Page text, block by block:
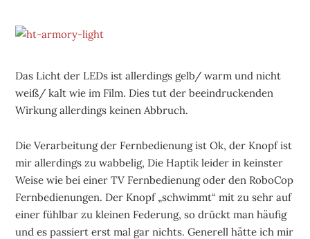
Das Licht der LEDs ist allerdings gelb/ warm und nicht
weiß/ kalt wie im Film. Dies tut der beeindruckenden
Wirkung allerdings keinen Abbruch.
Die Verarbeitung der Fernbedienung ist Ok, der Knopf ist
mir allerdings zu wabbelig, Die Haptik leider in keinster
Weise wie bei einer TV Fernbedienung oder den RoboCop
Fernbedienungen. Der Knopf „schwimmt“ mit zu sehr auf
einer fühlbar zu kleinen Federung, so drückt man häufig
und es passiert erst mal gar nichts. Generell hätte ich mir